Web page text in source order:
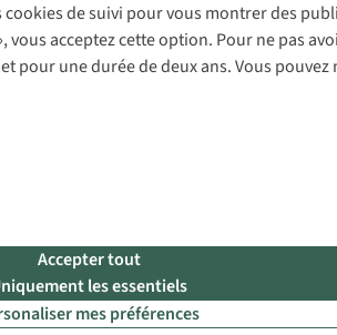
de suivi pour vous montrer des
acceptez cette option. Pour ne pas
une durée de deux ans. Vous
Accepter tout
les essentiels
mes préférences